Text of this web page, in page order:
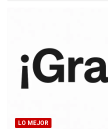
LO MEJOR